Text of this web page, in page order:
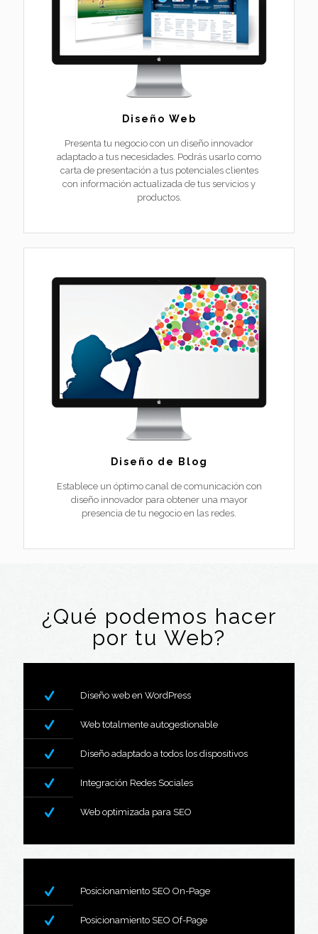
Diseño Web
Presenta tu negocio con un diseño innovador
adaptado a tus necesidades. Podrás usarlo como
carta de presentación a tus potenciales clientes
con información actualizada de tus servicios y
productos.
Diseño de Blog
Establece un óptimo canal de comunicación con
diseño innovador para obtener una mayor
presencia de tu negocio en las redes.
¿Qué podemos hacer
por tu Web?
Diseño web en WordPress
Web totalmente autogestionable
Diseño adaptado a todos los dispositivos
Integración Redes Sociales
Web optimizada para SEO
Posicionamiento SEO On-Page
Posicionamiento SEO Of-Page